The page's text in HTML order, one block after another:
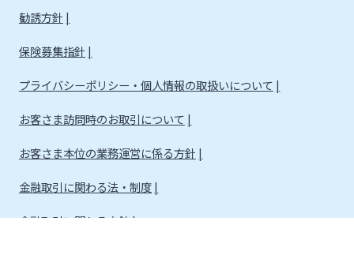
勧誘方針
保険募集指針
プライバシーポリシー・個人情報の取扱いについて
お客さま訪問時のお取引について
お客さま本位の業務運営に係る方針
金融取引に関わる法・制度
金融取引に関わる方針